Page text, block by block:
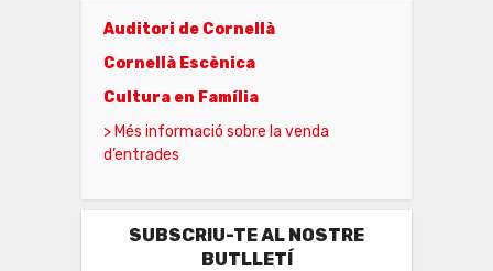
Auditori de Cornellà
Cornellà Escènica
Cultura en Família
> Més informació sobre la venda
d’entrades
SUBSCRIU-TE AL NOSTRE
BUTLLETÍ